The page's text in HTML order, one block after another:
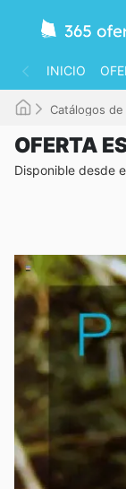
INICIO
Catálogos de
OFERTA
Disponible desde